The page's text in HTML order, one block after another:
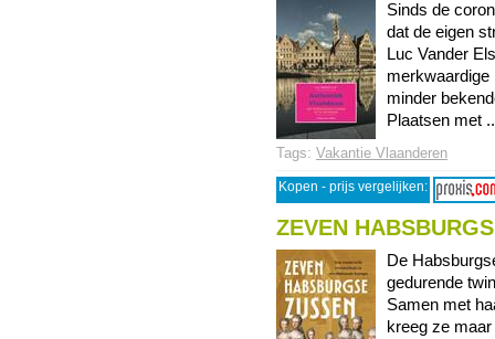
Sinds de
dat de eigen
Luc Vander
merkwaardige
minder
Plaatsen met
Tags: Vakantie Vlaanderen
Kopen - prijs vergelijken:
ZEVEN
De
gedurende
Samen met
kreeg ze